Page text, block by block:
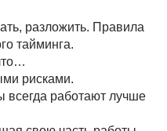
разложить. Правила
тайминга.
рисками.
всегда работают лучше